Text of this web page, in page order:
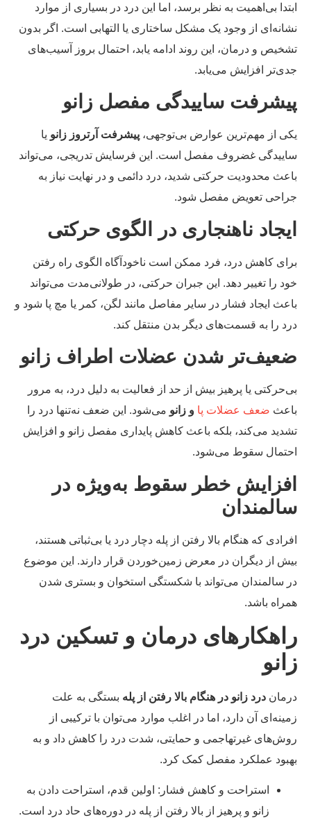
بی‌اهمیت به نظر برسد، اما این درد در بسیاری از موارد
از وجود یک مشکل ساختاری یا التهابی است. اگر بدون
و درمان، این روند ادامه یابد، احتمال بروز آسیب‌های
افزایش می‌یابد.
ساییدگی مفصل زانو
از مهم‌ترین عوارض بی‌توجهی،پیشرفت آرتروز زانو یا
غضروف مفصل است. این فرسایش تدریجی، می‌تواند
محدودیت حرکتی شدید، درد دائمی و در نهایت نیاز به
تعویض مفصل شود.
ناهنجاری در الگوی حرکتی
کاهش درد، فرد ممکن است ناخودآگاه الگوی راه رفتن
را تغییر دهد. این جبران حرکتی، در طولانی‌مدت می‌تواند
ایجاد فشار در سایر مفاصل مانند لگن، کمر یا مچ پا شود و
را به قسمت‌های دیگر بدن منتقل کند.
شدن عضلات اطراف زانو
یا پرهیز بیش از حد از فعالیت به دلیل درد، به مرور
ضعف عضلات پاو زانومی‌شود. این ضعف نه‌تنها درد را
می‌کند، بلکه باعث کاهش پایداری مفصل زانو و افزایش
سقوط می‌شود.
خطر سقوط به‌ویژه در
که هنگام بالا رفتن از پله دچار درد یا بی‌ثباتی هستند،
از دیگران در معرض زمین‌خوردن قرار دارند. این موضوع
سالمندان می‌تواند با شکستگی استخوان و بستری شدن
باشد.
درمان و تسکین درد
درد زانو در هنگام بالا رفتن از پله بستگی به علت
آن دارد، اما در اغلب موارد می‌توان با ترکیبی از
غیرتهاجمی و حمایتی، شدت درد را کاهش داد و به
عملکرد مفصل کمک کرد.
استراحت و کاهش فشار: اولین قدم، استراحت دادن به
زانو و پرهیز از بالا رفتن از پله در دوره‌های حاد درد است.